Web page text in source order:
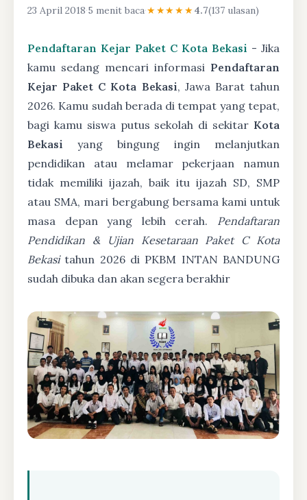
23 April 2018·5 menit baca·★★★★★4.7(137 ulasan)
Pendaftaran Kejar Paket C Kota Bekasi - Jika
kamu sedang mencari informasi Pendaftaran
Kejar Paket C Kota Bekasi, Jawa Barat tahun
2026. Kamu sudah berada di tempat yang tepat,
bagi kamu siswa putus sekolah di sekitar Kota
Bekasi yang bingung ingin melanjutkan
pendidikan atau melamar pekerjaan namun
tidak memiliki ijazah, baik itu ijazah SD, SMP
atau SMA, mari bergabung bersama kami untuk
masa depan yang lebih cerah. Pendaftaran
Pendidikan & Ujian Kesetaraan Paket C Kota
Bekasitahun 2026 di PKBM INTAN BANDUNG
sudah dibuka dan akan segera berakhir